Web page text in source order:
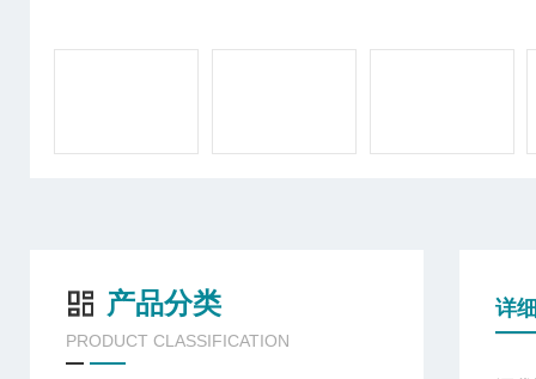
产品分类
PRODUCT CLASSIFICATION
详